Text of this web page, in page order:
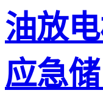
油放
应急